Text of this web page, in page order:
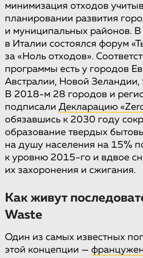
минимизация отходов
планировании развития
и муниципальных районов.
в Италии состоялся форум
за «Ноль отходов».
программы есть у городов
Австралии, Новой
В 2018-м 28 городов и
подписали Декларацию
обязавшись к 2030 году
образование твердых
на душу населения на 15%
к уровню 2015-го и вдвое
их захоронения и сжигания.
Как живут
Waste
Один из самых известных
этой концепции —